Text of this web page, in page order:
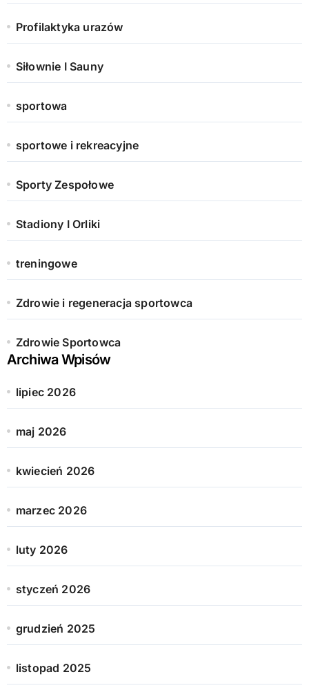
Profilaktyka urazów
Siłownie I Sauny
sportowa
sportowe i rekreacyjne
Sporty Zespołowe
Stadiony I Orliki
treningowe
Zdrowie i regeneracja sportowca
Zdrowie Sportowca
Archiwa Wpisów
lipiec 2026
maj 2026
kwiecień 2026
marzec 2026
luty 2026
styczeń 2026
grudzień 2025
listopad 2025